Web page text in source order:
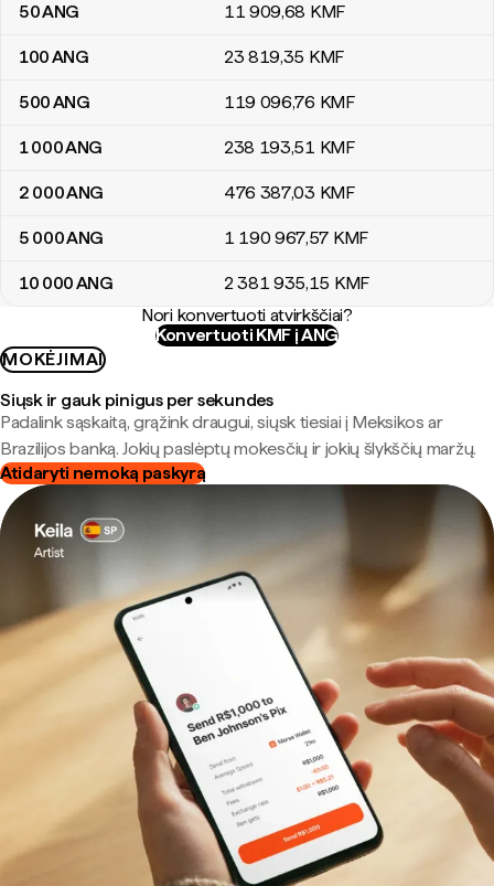
50ANG 11 909,68 KMF
100ANG 23 819,35 KMF
500ANG 119 096,76 KMF
1 000ANG 238 193,51 KMF
2 000ANG 476 387,03 KMF
5 000ANG 1 190 967,57 KMF
10 000ANG 2 381 935,15 KMF
Nori konvertuoti atvirkščiai?
Konvertuoti KMF į ANG
MOKĖJIMAI
Siųsk ir gauk pinigus per sekundes
Padalink sąskaitą, grąžink draugui, siųsk tiesiai į Meksikos ar
Brazilijos banką. Jokių paslėptų mokesčių ir jokių šlykščių maržų.
Atidaryti nemoką paskyrą